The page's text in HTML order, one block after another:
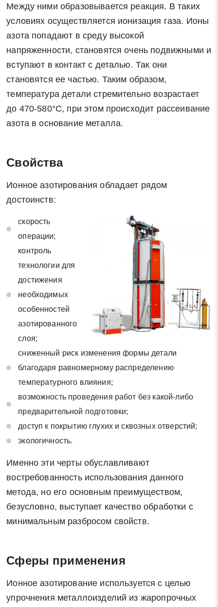
Поиск
Между ними образовывается реакция. В таких
условиях осуществляется ионизация газа. Ионы
азота попадают в среду высокой
напряженности, становятся очень подвижными и
вступают в контакт с деталью. Так они
становятся ее частью. Таким образом,
температура детали стремительно возрастает
до 470-580°С, при этом происходит рассеивание
азота в основание металла.
Свойства
Ионное азотирования обладает рядом
достоинств:
скорость
операции;
контроль
технологии для
достижения
необходимых
особенностей
азотированного
слоя;
сниженный риск изменения формы детали
благодаря равномерному распределению
температурного влияния;
возможность проведения работ без какой-либо
предварительной подготовки;
доступ к покрытию глухих и сквозных отверстий;
экологичность.
Именно эти черты обуславливают
востребованность использования данного
метода, но его основным преимуществом,
безусловно, выступает качество обработки с
минимальным разбросом свойств.
Сферы применения
Ионное азотирование используется с целью
упрочнения металлоизделий из жаропрочных
Заявка на обратный звонок
* - обязательные поля для заполнения
Отправить заявку
Нажимая на кнопку «Отправить заявку» Вы даете согласие
на обработку своих персональных данных в соответствии со
статьей 9 Федерального закона от 27 июля 2006 г. N 152-ФЗ
«О персональных данных», а также соглашаетесь на
информационную рассылку по средством e-mail или СМС